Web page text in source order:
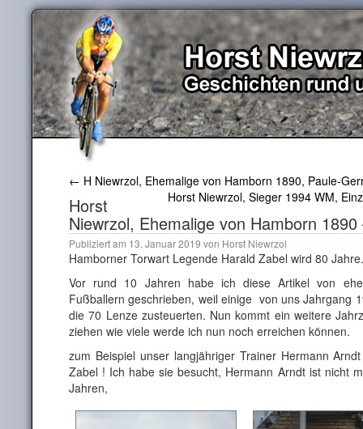
← H Niewrzol, Ehemalige von Hamborn 1890, Paule-
Horst Niewrzol, Sieger 1994 WM,
Horst
Niewrzol, Ehemalige von Hamborn
Publiziert am 13. Januar 2019 von Horst Niewrzol
Hamborner Torwart Legende Harald Zabel wird 80 Jahre.
Vor rund 10 Jahren habe ich diese Artikel von
Fußballern geschrieben, weil einige von uns Jahrgang
die 70 Lenze zusteuerten. Nun kommt ein weitere
ziehen wie viele werde ich nun noch erreichen können.
zum Beispiel unser langjähriger Trainer Hermann
Zabel ! Ich habe sie besucht, Hermann Arndt ist nicht
Jahren,